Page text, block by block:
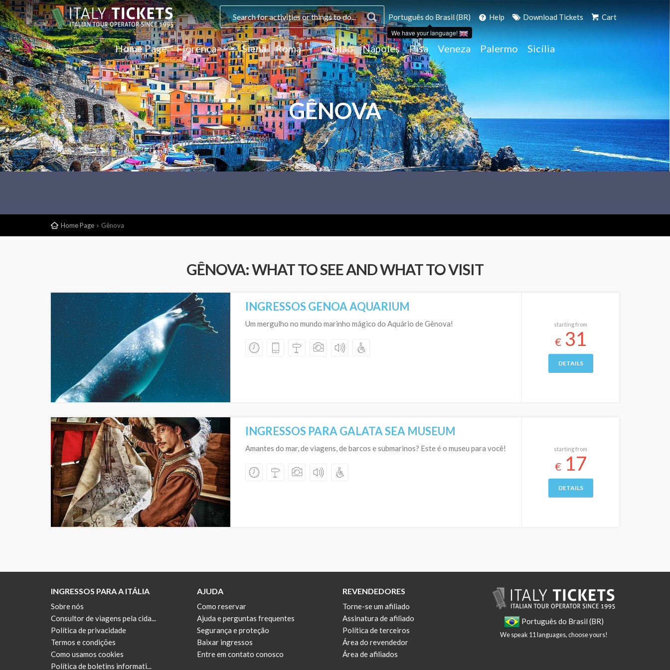
Português do Brasil (BR)
We have your language!
Help Download Tickets Cart
Home Page Florença Siena Roma Milão Nápoles Pisa Veneza Palermo Sicília
GÊNOVA
Home Page Gênova
GÊNOVA: WHAT TO SEE AND WHAT TO VISIT
INGRESSOS GENOA AQUARIUM
Um mergulho no mundo marinho mágico do Aquário de Gênova! starting from
€31
DETAILS
INGRESSOS PARA GALATA SEA MUSEUM
Amantes do mar, de viagens, de barcos e submarinos? Este é o museu para você! starting from
€17
DETAILS
INGRESSOS PARA A ITÁLIA
Sobre nós
Consultor de viagens pela cida...
Política de privacidade
Termos e condições
Como usamos cookies
Política de boletins informati...
AJUDA
Como reservar
Ajuda e perguntas frequentes
Segurança e proteção
Baixar ingressos
Entre em contato conosco
REVENDEDORES
Torne-se um afiliado
Assinatura de afiliado
Política de terceiros
Área do revendedor
Área de afiliados
Português do Brasil (BR)
We speak 11 languages, choose yours!